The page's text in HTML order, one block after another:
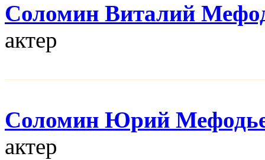
Соломин Виталий
актер
Соломин Юрий
актер